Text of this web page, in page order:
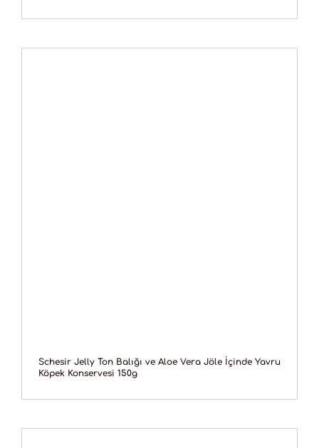
Schesir Jelly Ton Balığı ve Aloe Vera Jöle İçinde Yavru
Köpek Konservesi 150g